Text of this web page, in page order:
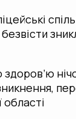
області